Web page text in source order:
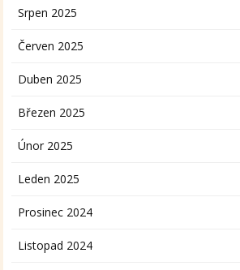
Srpen 2025
Červen 2025
Duben 2025
Březen 2025
Únor 2025
Leden 2025
Prosinec 2024
Listopad 2024